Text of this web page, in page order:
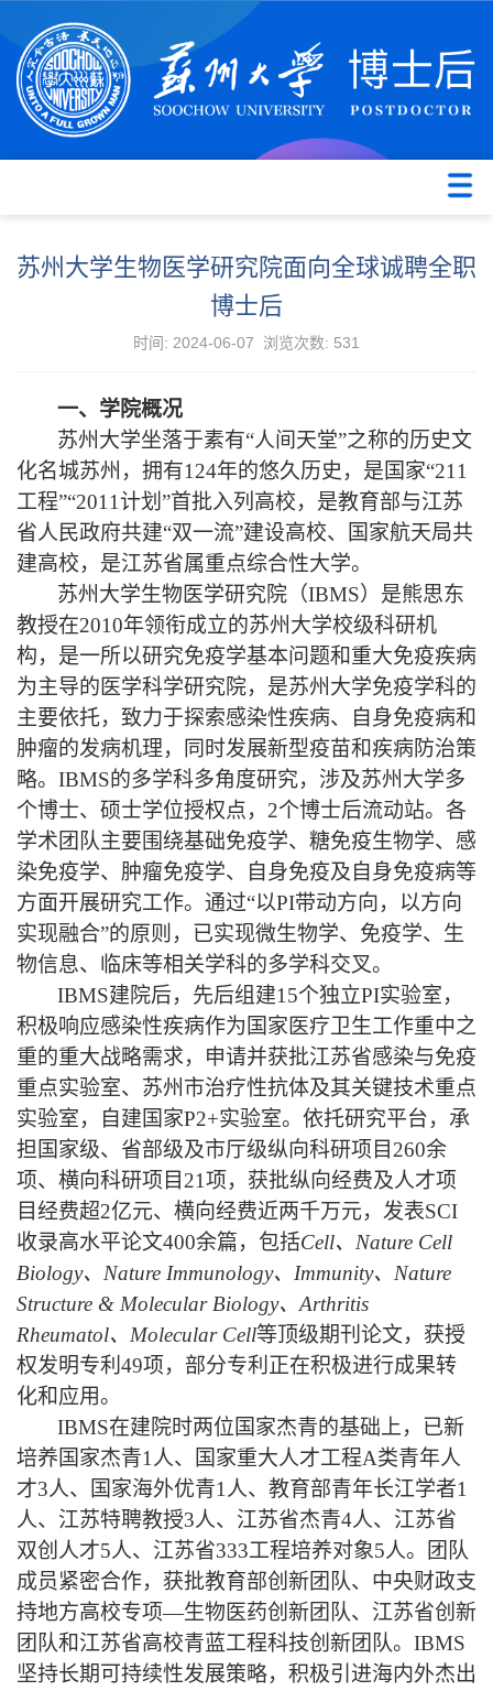
苏州大学生物医学研究院面向全球诚聘全职
博士后
时间: 2024-06-07 浏览次数: 531
一、学院概况
苏州 大学坐落于素有“人间天堂”之称的历史文
化名城苏州，拥有124年的悠久历史， 是国家“211
工程”“2011计划”首批入列高校，是教育部与江苏
省人民政府共建“双一流”建设高校、国家航天局共
建高校，是江苏省属重点综合性大学。
苏州大学生物医学研究院（IBMS）是熊思东
教授在2010年领衔成立的苏州大学校级科研机
构， 是一所以研究免疫学基本问题和重大免疫疾病
为主导的医学科学研究院，是苏州大学免疫学科的
主要依托， 致力于探索感染性疾病、自身免疫病和
肿瘤的发病机理，同时发展新型疫苗和疾病防治策
略。 IBMS的多学科多角度研究，涉及苏州大学多
个博士、硕士学位授权点，2个博士后流动站。各
学术团队主要围绕基础免疫学、糖免疫生物学、感
染免疫学、肿瘤免疫学、自身免疫及自身免疫病等
方面开展研究工作。通过“以PI带动方向，以方向
实现融合”的原则，已实现微生物学、免疫学、生
物信息、临床等相关学科的多学科交叉。
IBMS建院后，先后组建1 5个独立PI实验室，
积极响应感染性疾病作为国家医疗卫生工作重中之
重的重大战略需求，申请并获批江苏省感染与免疫
重点实验室、苏州市治疗性抗体及其关键技术重点
实验室，自建国家P2+实验室。依托研究平台，承
担 国家级、省部级及市厅级纵向科研项目260余
项、 横向科研项目21项， 获批纵向经费及人才项
目经费超2亿元、横向经费近两千万元，发表SCI
收录高水平论文400余篇，包括Cell、 Nature Cell
Biology、Nature Immunology、Immunity、 Nature
Structure & Molecular Biology、Arthritis
Rheumatol、Molecular Cell等顶级期刊论文，获授
权发明专利 49项，部分专利正在积极进行成果转
化和应用。
IBMS在建院时两位国家杰青的基础上，已新
培养国家杰青1人、国家重大人才工程A类青年人
才3人、国家海外优青1人、教育部青年长江学者1
人、江苏特聘教授3人、江苏省杰青4人、江苏省
双创人才5人、江苏省333工程培养对象5人。团队
成员紧密合作，获批教育部创新团队、中央财政支
持地方高校专项—生物医药创新团队、江苏省创新
团队和江苏省高校青蓝工程科技创新团队。 IBMS
坚持长期可持续性发展策略，积极引进海内外杰出